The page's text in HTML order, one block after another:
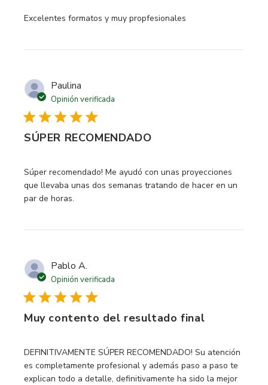
Excelentes formatos y muy propfesionales
read more about review content
Paulina
Opinión verificada
SÚPER RECOMENDADO
Súper recomendado! Me ayudó con unas proyecciones
que llevaba unas dos semanas tratando de hacer en un
par de horas.
read more about review content Súper recomendado! Me
Pablo A.
Opinión verificada
Muy contento del resultado final
DEFINITIVAMENTE SÚPER RECOMENDADO! Su atención
es completamente profesional y además paso a paso te
explican todo a detalle, definitivamente ha sido la mejor
read more about review content DEFINITIVAMENTE